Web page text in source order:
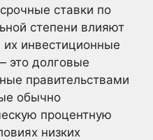
ставки по
степени влияют
инвестиционные
это долговые
правительствами
обычно
процентную
низких